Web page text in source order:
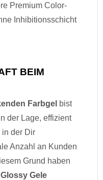
Premium Color-
Inhibitionsschicht
BEIM
Farbgel bist
der Lage, effizient
in der Dir
Anzahl an Kunden
Grund haben
Glossy Gele